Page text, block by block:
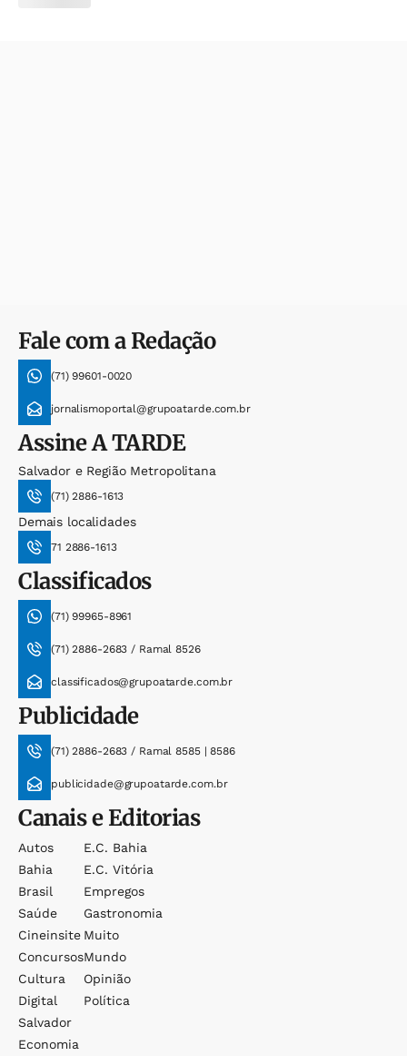
Fale com a Redação
(71) 99601-0020
jornalismoportal@grupoatarde.com.br
AssineA TARDE
Salvador e Região Metropolitana
(71) 2886-1613
Demais localidades
71 2886-1613
Classificados
(71) 99965-8961
(71) 2886-2683 / Ramal 8526
classificados@grupoatarde.com.br
Publicidade
(71) 2886-2683 / Ramal 8585 | 8586
publicidade@grupoatarde.com.br
Canais e Editorias
Autos
Bahia
Brasil
Saúde
Cineinsite
Concursos
Cultura
Digital
Salvador
Economia
E.c. Bahia
E.c. Vitória
Empregos
Gastronomia
Muito
Mundo
Opinião
Política